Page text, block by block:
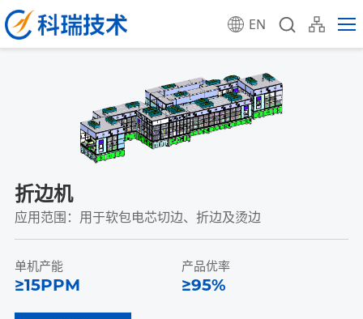
EN
折边机
应用范围：用于软包电芯切边、折边及烫边
单机产能
≥15PPM
产品优率
≥95%